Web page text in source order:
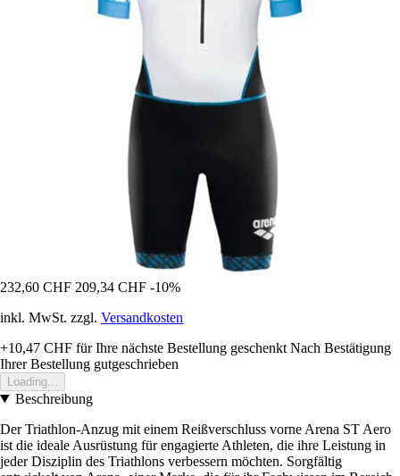
232,60 CHF 209,34 CHF -10%
inkl. MwSt. zzgl. Versandkosten
+10,47 CHF für Ihre nächste Bestellung geschenkt Nach Bestätigung
Ihrer Bestellung gutgeschrieben
Loading...
Beschreibung
Der Triathlon-Anzug mit einem Reißverschluss vorne Arena ST Aero
ist die ideale Ausrüstung für engagierte Athleten, die ihre Leistung in
jeder Disziplin des Triathlons verbessern möchten. Sorgfältig